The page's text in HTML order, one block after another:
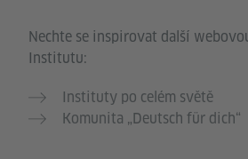
Nechte se inspirovat další
Institutu:
Instituty po celém světě
Komunita „Deutsch für dich“